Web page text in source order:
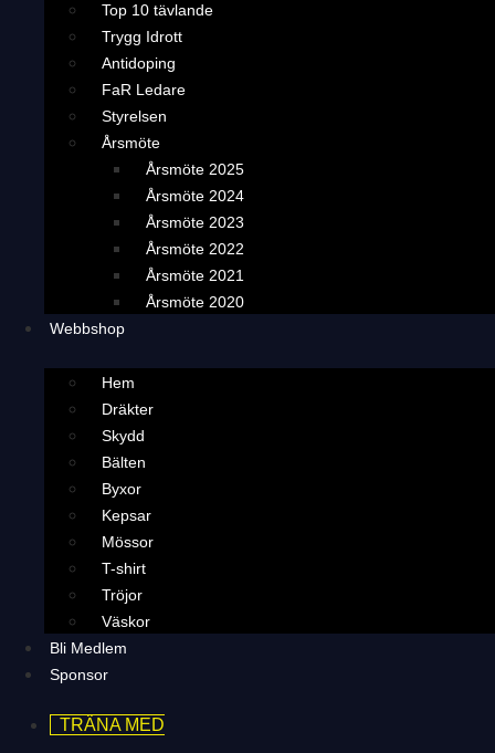
Top 10 tävlande
Trygg Idrott
Antidoping
FaR Ledare
Styrelsen
Årsmöte
Årsmöte 2025
Årsmöte 2024
Årsmöte 2023
Årsmöte 2022
Årsmöte 2021
Årsmöte 2020
Webbshop
Hem
Dräkter
Skydd
Bälten
Byxor
Kepsar
Mössor
T-shirt
Tröjor
Väskor
Bli Medlem
Sponsor
TRÄNA MED